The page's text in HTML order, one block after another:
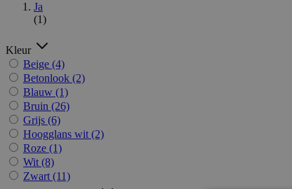
Ja
(1)
Kleur
Beige (4)
Betonlook (2)
Blauw (1)
Bruin (26)
Grijs (6)
Hoogglans wit (2)
Roze (1)
Wit (8)
Zwart (11)